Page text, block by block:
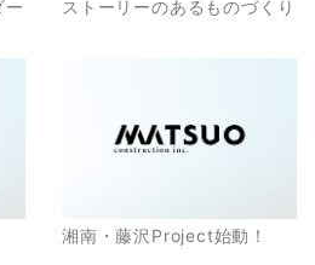
ー
ストーリーのあるものづくり
湘南・藤沢Project始動！